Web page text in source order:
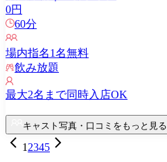
0円
60分
場内指名1名無料
飲み放題
最大2名まで同時入店OK
キャスト写真・口コミをもっと見る
1 2345